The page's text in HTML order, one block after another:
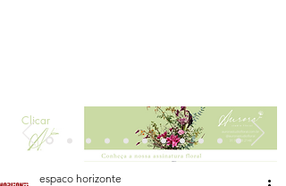
Clicar
espaco horizonte